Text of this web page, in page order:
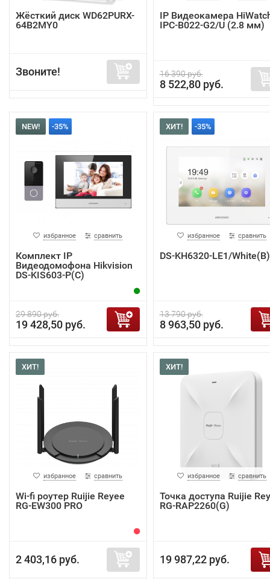
Жёсткий диск WD62PURX-
64B2MY0
Звоните!
IP Видеокамера
IPC-B022-G2/U (2.8 мм)
16 390 руб.
8 522,80 руб.
NEW! -35%
избранное сравнить
Комплект IP
Видеодомофона Hikvision
DS-KIS603-P(C)
29 890 руб.
19 428,50 руб.
ХИТ! -35%
избранное сравнить
DS-KH6320-LE1/White(B)
13 790 руб.
8 963,50 руб.
ХИТ!
избранное сравнить
Wi-fi роутер Ruijie Reyee
RG-EW300 PRO
2 403,16 руб.
ХИТ!
избранное сравнить
Точка доступа Ruijie
RG-RAP2260(G)
19 987,22 руб.